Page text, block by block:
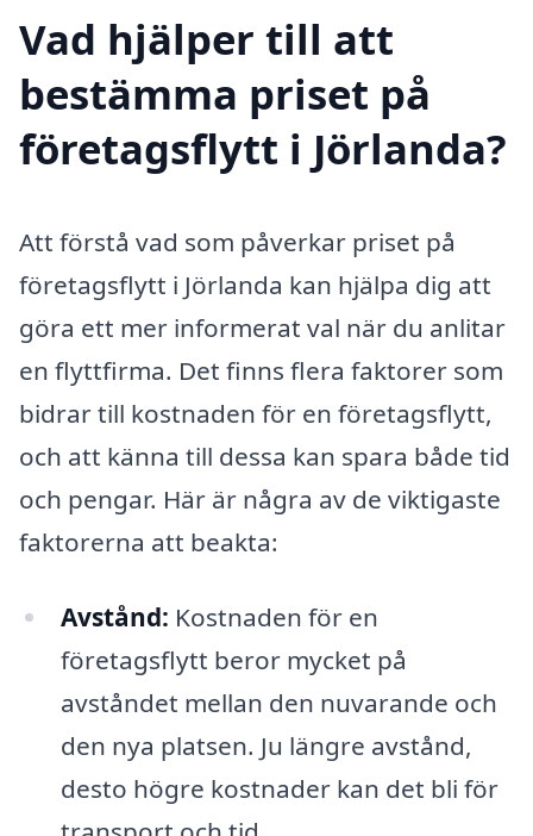
Vad hjälper till att
bestämma priset på
företagsflytt i Jörlanda?
Att förstå vad som påverkar priset på
företagsflytt i Jörlanda kan hjälpa dig att
göra ett mer informerat val när du anlitar
en flyttfirma. Det finns flera faktorer som
bidrar till kostnaden för en företagsflytt,
och att känna till dessa kan spara både tid
och pengar. Här är några av de viktigaste
faktorerna att beakta:
Avstånd: Kostnaden för en
företagsflytt beror mycket på
avståndet mellan den nuvarande och
den nya platsen. Ju längre avstånd,
desto högre kostnader kan det bli för